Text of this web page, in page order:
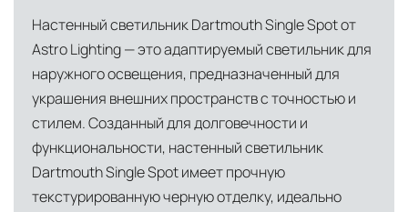
Индивидуальные условия для крупных
проектов, включая оплату по банковской
гарантии
Италии, откуда осуществляется прямое
снабжение мебелью, дверными конструкциями
и осветительными приборами. Это позволяет
нам гарантировать качество товара на всех
этапах транспортировки и исключить
посредников.
Собственные складские комплексы
Настенный светильник Dartmouth Single Spot от
Astro Lighting — это адаптируемый светильник для
наружного освещения, предназначенный для
украшения внешних пространств с точностью и
стилем. Созданный для долговечности и
функциональности, настенный светильник
Dartmouth Single Spot имеет прочную
текстурированную черную отделку, идеально